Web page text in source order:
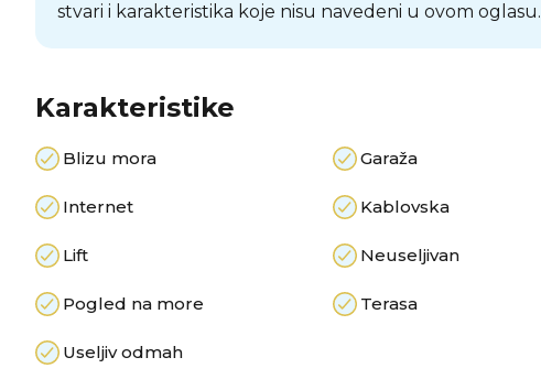
stvari i karakteristika koje nisu navedeni u ovom oglasu.
Karakteristike
Blizu mora Garaža
Internet Kablovska
Lift Neuseljivan
Pogled na more Terasa
Useljiv odmah